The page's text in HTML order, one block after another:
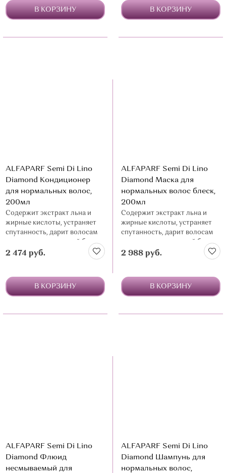
В КОРЗИНУ В КОРЗИНУ
ALFAPARF Semi Di Lino
Diamond Кондиционер
для нормальных волос,
200мл
Содержит экстракт льна и
жирные кислоты, устраняет
спутанность, дарит волосам
мягкость и зеркальный блеск
2 474 руб.
В КОРЗИНУ
ALFAPARF Semi Di Lino
Diamond Маска для
нормальных волос блеск,
200мл
Содержит экстракт льна и
жирные кислоты, устраняет
спутанность, дарит волосам
мягкость и зеркальный блеск
2 988 руб.
В КОРЗИНУ
ALFAPARF Semi Di Lino
Diamond Флюид
несмываемый для
ALFAPARF Semi Di Lino
Diamond Шампунь для
нормальных волос,